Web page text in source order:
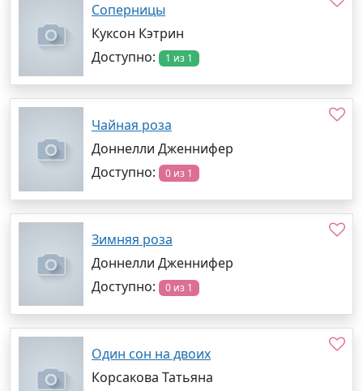
Соперницы
Куксон Кэтрин
Доступно:
1 из 1
Чайная роза
Доннелли Дженнифер
Доступно:
0 из 1
Зимняя роза
Доннелли Дженнифер
Доступно:
0 из 1
Один сон на двоих
Корсакова Татьяна